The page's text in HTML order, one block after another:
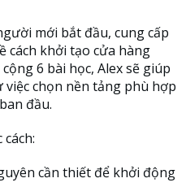
mới bắt đầu, cung cấp
cách khởi tạo cửa hàng
6 bài học, Alex sẽ giúp
chọn nền tảng phù hợp
đầu.
cần thiết để khởi động